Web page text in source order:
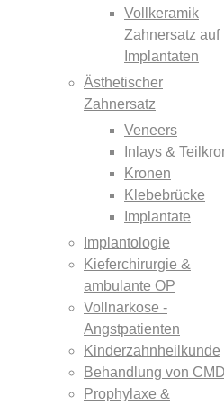
Vollkeramik
Zahnersatz auf
Implantaten
Ästhetischer
Zahnersatz
Veneers
Inlays &
Kronen
Klebebrücke
Implantate
Implantologie
Kieferchirurgie &
ambulante OP
Vollnarkose -
Angstpatienten
Kinderzahnheilkunde
Behandlung von CMD
Prophylaxe &